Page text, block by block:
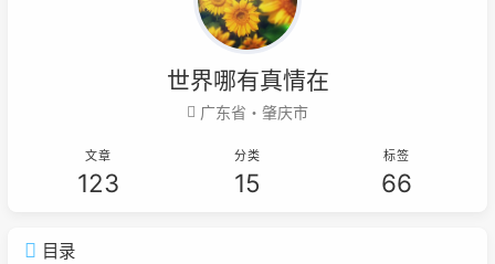
世界哪有真情在
广东省・肇庆市
文章
123
分类
15
标签
66
目录